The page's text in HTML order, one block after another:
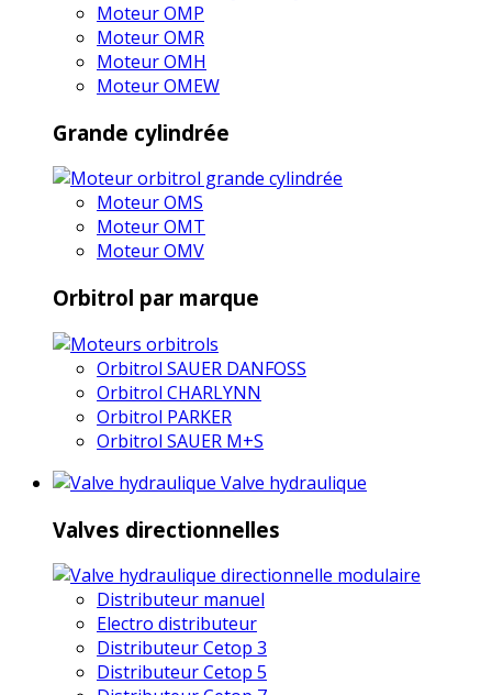
Moteur OMP
Moteur OMR
Moteur OMH
Moteur OMEW
Grande cylindrée
Moteur OMS
Moteur OMT
Moteur OMV
Orbitrol par marque
Orbitrol SAUER DANFOSS
Orbitrol CHARLYNN
Orbitrol PARKER
Orbitrol SAUER M+S
Valve hydraulique
Valves directionnelles
Distributeur manuel
Electro distributeur
Distributeur Cetop 3
Distributeur Cetop 5